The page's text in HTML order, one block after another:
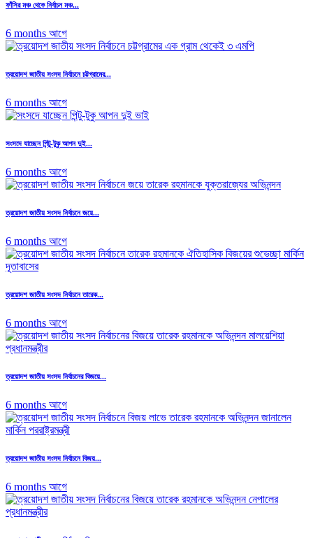
ফাঁসির মঞ্চ থেকে নির্বাচন মঞ্চ...
6 months আগে
ত্রয়োদশ জাতীয় সংসদ নির্বাচনে চট্টগ্রামের...
6 months আগে
সংসদে যাচ্ছেন পিন্টু-টুকু আপন দুই...
6 months আগে
ত্রয়োদশ জাতীয় সংসদ নির্বাচনে জয়ে...
6 months আগে
ত্রয়োদশ জাতীয় সংসদ নির্বাচনে তারেক...
6 months আগে
ত্রয়োদশ জাতীয় সংসদ নির্বাচনের বিজয়ে...
6 months আগে
ত্রয়োদশ জাতীয় সংসদ নির্বাচনে বিজয়...
6 months আগে